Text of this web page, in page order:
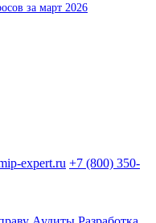
за март 2026
expert.ru +7 (800) 350-